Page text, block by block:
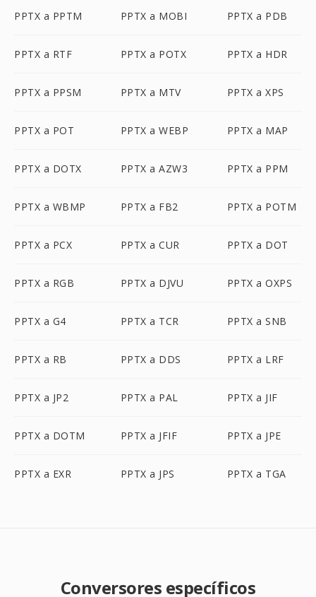
PPTX a PPTM PPTX a MOBI PPTX a PDB
PPTX a RTF PPTX a POTX PPTX a HDR
PPTX a PPSM PPTX a MTV PPTX a XPS
PPTX a POT PPTX a WEBP PPTX a MAP
PPTX a DOTX PPTX a AZW3 PPTX a PPM
PPTX a WBMP PPTX a FB2 PPTX a POTM
PPTX a PCX PPTX a CUR PPTX a DOT
PPTX a RGB PPTX a DJVU PPTX a OXPS
PPTX a G4 PPTX a TCR PPTX a SNB
PPTX a RB PPTX a DDS PPTX a LRF
PPTX a JP2 PPTX a PAL PPTX a JIF
PPTX a DOTM PPTX a JFIF PPTX a JPE
PPTX a EXR PPTX a JPS PPTX a TGA
Conversores específicos